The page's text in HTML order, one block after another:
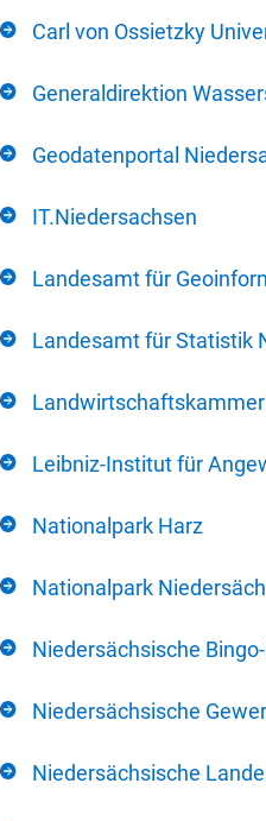
Carl von Ossietzky
Generaldirektion
Geodatenportal
IT.Niedersachsen
Landesamt für
Landesamt für Statistik
Leibniz-Institut für
Nationalpark Harz
Nationalpark
Niedersächsische
Niedersächsische
Niedersächsische